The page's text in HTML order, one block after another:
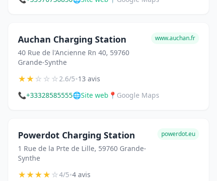
Auchan Charging Station
40 Rue de l'Ancienne Rn 40, 59760
Grande-Synthe
www.auchan.fr
★★☆☆☆2.6/5•13 avis
📞+33328585555🌐Site web 📍 Google Maps
Powerdot Charging Station
1 Rue de la Prte de Lille, 59760 Grande-
Synthe
powerdot.eu
★★★★☆4/5•4 avis